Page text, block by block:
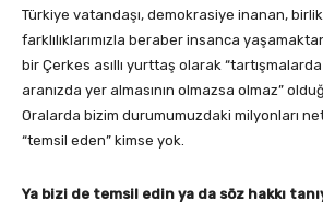
Türkiye vatandaşı, demokrasiye inanan,
farklılıklarımızla beraber insanca
bir Çerkes asıllı yurttaş olarak
aranızda yer almasının olmazsa olmaz”
Oralarda bizim durumumuzdaki milyonları
“temsil eden” kimse yok.
Ya bizi de temsil edin ya da söz hakkı